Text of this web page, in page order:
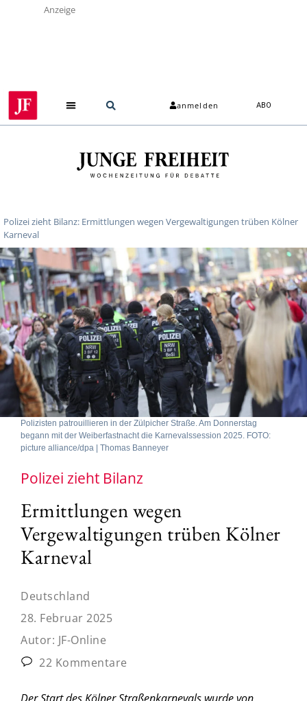
Anzeige
anmelden ABO
Polizei zieht Bilanz: Ermittlungen wegen Vergewaltigungen trüben Kölner
Karneval
Polizisten patrouillieren in der Zülpicher Straße. Am Donnerstag
begann mit der Weiberfastnacht die Karnevalssession 2025. FOTO:
picture alliance/dpa | Thomas Banneyer
Polizei zieht Bilanz
Ermittlungen wegen
Vergewaltigungen trüben Kölner
Karneval
Deutschland
28. Februar 2025
Autor: JF-Online
22 Kommentare
Der Start des Kölner Straßenkarnevals wurde von